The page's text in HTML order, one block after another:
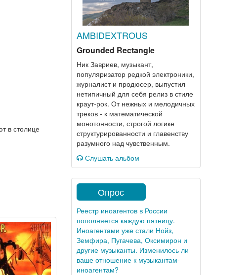
в столице
AMBIDEXTROUS
Grounded Rectangle
Ник Завриев, музыкант,
популяризатор редкой электроники,
журналист и продюсер, выпустил
нетипичный для себя релиз в стиле
краут-рок. От нежных и мелодичных
треков - к математической
монотонности, строгой логике
структурированности и главенству
разумного над чувственным.
Слушать альбом
Опрос
Реестр иноагентов в России
пополняется каждую пятницу.
Иноагентами уже стали Нойз,
Земфира, Пугачева, Оксимирон и
другие музыканты. Изменилось ли
ваше отношение к музыкантам-
иноагентам?